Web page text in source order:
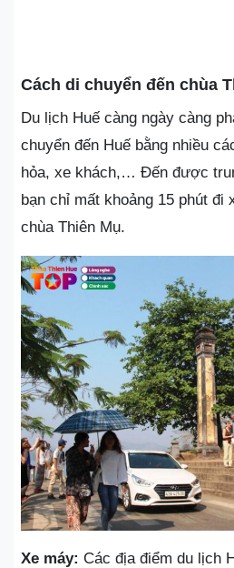
Cách di chuyển đến chùa
Du lịch Huế càng ngày càng
chuyển đến Huế bằng nhiều
hỏa, xe khách,… Đến được
bạn chỉ mất khoảng 15 phút đi
chùa Thiên Mụ.
Xe máy: Các địa điểm du lịch